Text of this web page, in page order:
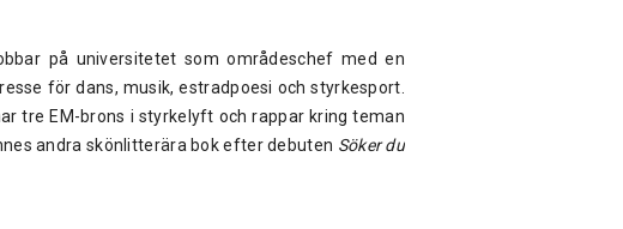
på universitetet som områdeschef med en
för dans, musik, estradpoesi och styrkesport.
tre EM-brons i styrkelyft och rappar kring teman
andra skönlitterära bok efter debuten Söker du